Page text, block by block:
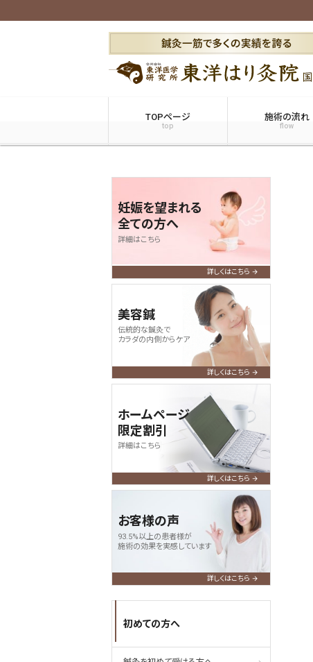
TOPページ
top
施術の流れ
flow
妊娠を望まれる
全ての方へ
詳細はこちら
詳しくはこちら
美容鍼
伝統的な鍼灸で
カラダの内側からケア
詳しくはこちら
ホームページ
限定割引
詳細はこちら
詳しくはこちら
お客様の声
93.5%以上の患者様が
施術の効果を実感しています
詳しくはこちら
初めての方へ